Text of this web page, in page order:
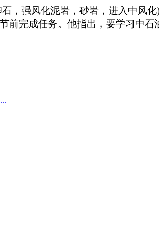
，强风化泥岩，砂岩，进入中风化
完成任务。他指出，要学习中